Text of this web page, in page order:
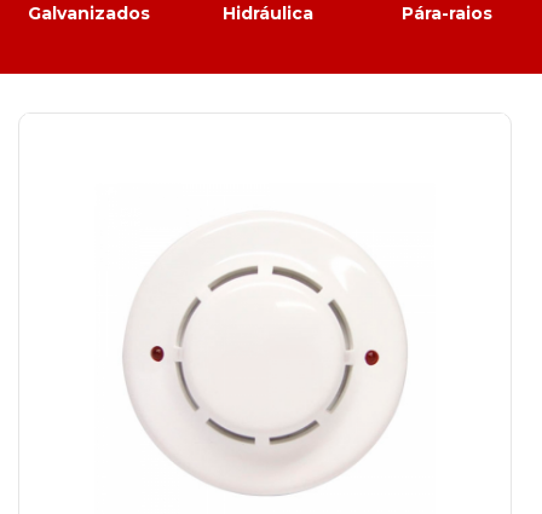
Galvanizados Hidráulica Pára-raios